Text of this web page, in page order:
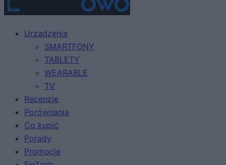
Urządzenia
SMARTFONY
TABLETY
WEARABLE
TV
Recenzje
Porównania
Co kupić
Porady
Promocje